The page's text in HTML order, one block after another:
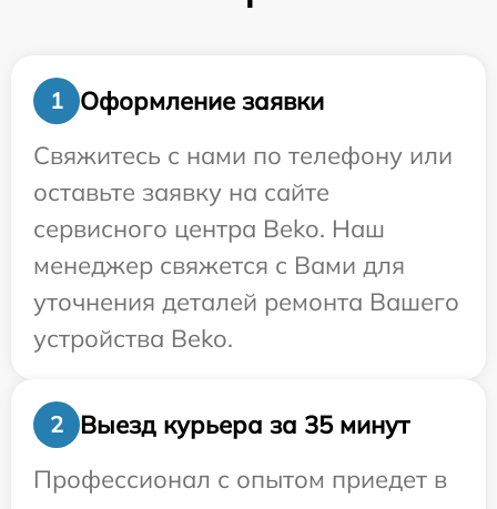
1
Оформление заявки
Свяжитесь с нами по телефону или
оставьте заявку на сайте
сервисного центра Beko. Наш
менеджер свяжется с Вами для
уточнения деталей ремонта Вашего
устройства Beko.
2
Выезд курьера за 35 минут
Профессионал с опытом приедет в